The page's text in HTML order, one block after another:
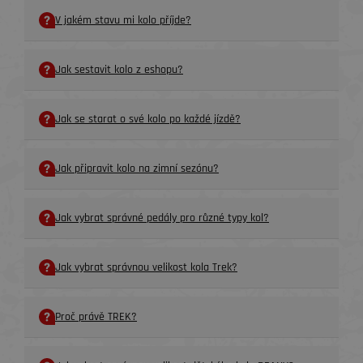
V jakém stavu mi kolo příjde?
Jak sestavit kolo z eshopu?
Jak se starat o své kolo po každé jízdě?
Jak připravit kolo na zimní sezónu?
Jak vybrat správné pedály pro různé typy kol?
Jak vybrat správnou velikost kola Trek?
Proč právě TREK?